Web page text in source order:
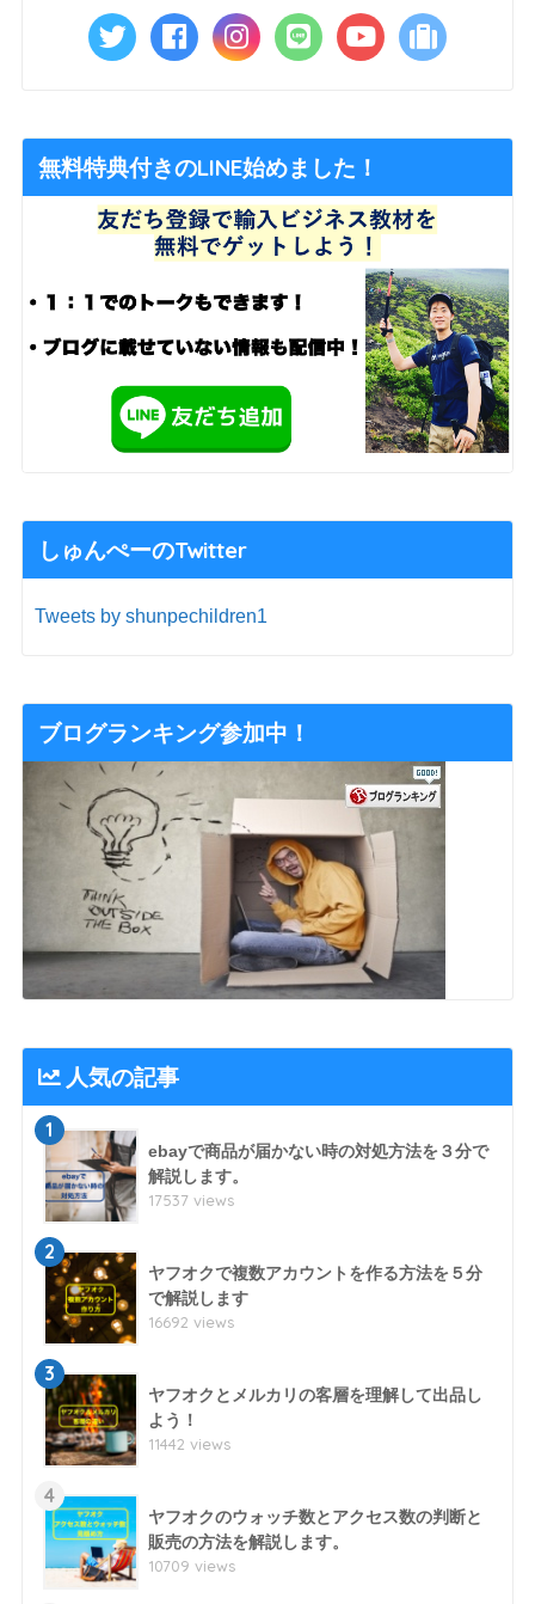
無料特典付きのLINE始めました！
しゅんぺーのTwitter
Tweets by shunpechildren1
ブログランキング参加中！
人気の記事
1
ebayで商品が届かない時の対処方法を３分で
解説します。
17537 views
2
ヤフオクで複数アカウントを作る方法を５分
で解説します
16692 views
3
ヤフオクとメルカリの客層を理解して出品し
よう！
11442 views
4
ヤフオクのウォッチ数とアクセス数の判断と
販売の方法を解説します。
10709 views